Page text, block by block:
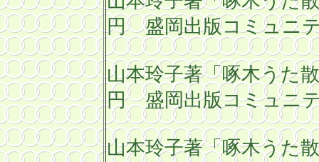
円 盛岡出版コミュニ
山本玲子著「啄木うた
円 盛岡出版コミュニ
山本玲子著「啄木うた